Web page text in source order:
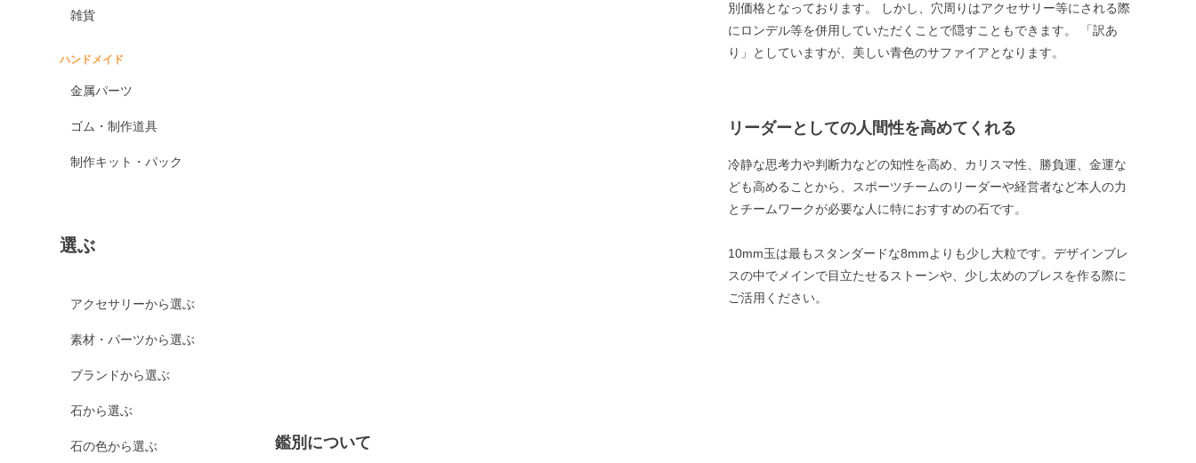
雑貨
ハンドメイド
金属パーツ
ゴム・制作道具
制作キット・パック
選ぶ
アクセサリーから選ぶ
素材・パーツから選ぶ
ブランドから選ぶ
石から選ぶ
石の色から選ぶ
別価格となっております。 しかし、穴周りはアクセサリー等にされる際
にロンデル等を併用していただくことで隠すこともできます。 「訳あ
り」としていますが、美しい青色のサファイアとなります。
リーダーとしての人間性を高めてくれる
冷静な思考力や判断力などの知性を高め、カリスマ性、勝負運、金運な
ども高めることから、スポーツチームのリーダーや経営者など本人の力
とチームワークが必要な人に特におすすめの石です。
10mm玉は最もスタンダードな8mmよりも少し大粒です。デザインブレ
スの中でメインで目立たせるストーンや、少し太めのブレスを作る際に
ご活用ください。
鑑別について